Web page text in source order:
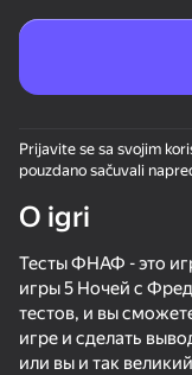
Ova
Prijavite se sa svojim
pouzdano sačuvali
O igri
Тесты ФНАФ - это
игры 5 Ночей с
тестов, и вы
игре и сделать
или вы и так